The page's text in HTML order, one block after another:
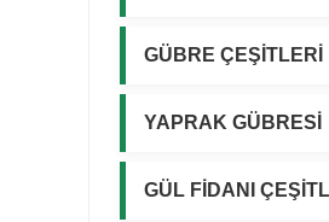
GÜBRE ÇEŞİTLERİ
YAPRAK GÜBRESİ
GÜL FİDANI